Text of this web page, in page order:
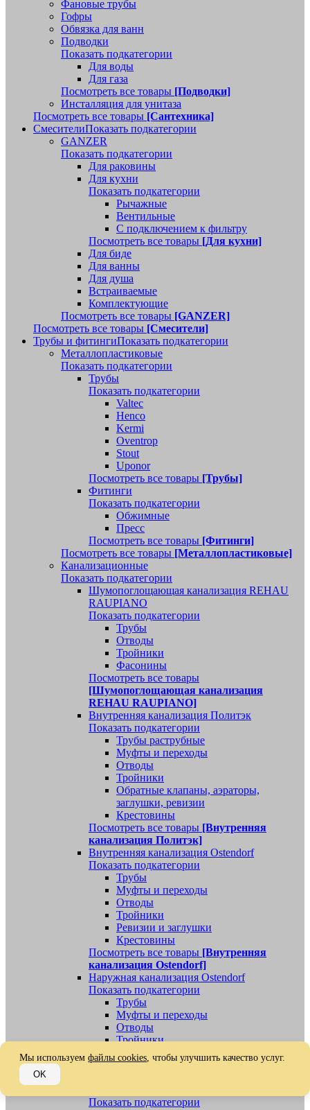
Фановые трубы
Гофры
Обвязка для ванн
Подводки
Показать подкатегории
Для воды
Для газа
Посмотреть все товары [Подводки]
Инсталляция для унитаза
Посмотреть все товары [Сантехника]
СмесителиПоказать подкатегории
GANZER
Показать подкатегории
Для раковины
Для кухни
Показать подкатегории
Рычажные
Вентильные
С подключением к фильтру
Посмотреть все товары [Для кухни]
Для биде
Для ванны
Для душа
Встраиваемые
Комплектующие
Посмотреть все товары [GANZER]
Посмотреть все товары [Смесители]
Трубы и фитингиПоказать подкатегории
Металлопластиковые
Показать подкатегории
Трубы
Показать подкатегории
Valtec
Henco
Kermi
Oventrop
Stout
Uponor
Посмотреть все товары [Трубы]
Фитинги
Показать подкатегории
Обжимные
Пресс
Посмотреть все товары [Фитинги]
Посмотреть все товары [Металлопластиковые]
Канализационные
Показать подкатегории
Шумопоглощающая канализация REHAU
RAUPIANO
Показать подкатегории
Трубы
Отводы
Тройники
Фасонины
Посмотреть все товары
[Шумопоглощающая канализация
REHAU RAUPIANO]
Внутренняя канализация Политэк
Показать подкатегории
Трубы раструбные
Муфты и переходы
Отводы
Тройники
Обратные клапаны, аэраторы,
заглушки, ревизии
Крестовины
Посмотреть все товары [Внутренняя
канализация Политэк]
Внутренняя канализация Ostendorf
Показать подкатегории
Трубы
Муфты и переходы
Отводы
Тройники
Ревизии и заглушки
Крестовины
Посмотреть все товары [Внутренняя
канализация Ostendorf]
Наружная канализация Ostendorf
Показать подкатегории
Трубы
Муфты и переходы
Отводы
Тройники
Ревизии, заглушки, обратные клапаны
Посмотреть все товары[Наружная
Показать подкатегории
Мы используем файлы cookies, чтобы улучшить качество услуг.
OK